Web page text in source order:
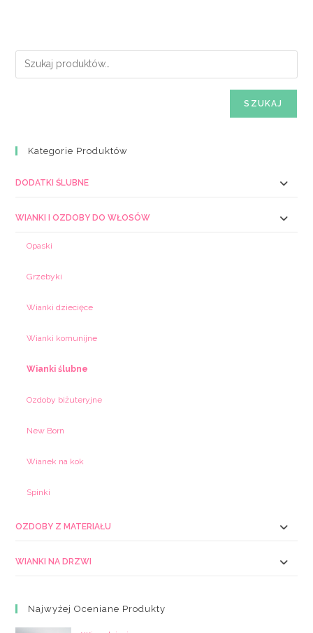
SZUKAJ
Kategorie Produktów
DODATKI ŚLUBNE
WIANKI I OZDOBY DO WŁOSÓW
Opaski
Grzebyki
Wianki dziecięce
Wianki komunijne
Wianki ślubne
Ozdoby biżuteryjne
New Born
Wianek na kok
Spinki
OZDOBY Z MATERIAŁU
WIANKI NA DRZWI
Najwyżej Oceniane Produkty